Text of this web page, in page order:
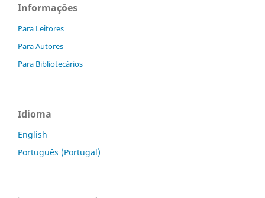
Informações
Para Leitores
Para Autores
Para Bibliotecários
Idioma
English
Português (Portugal)